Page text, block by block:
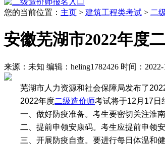
您的当前位置： 主页 > 建筑工程类考试 > 二
安徽芜湖市2022年度
来源：未知 编辑：heling1782426 时间：2022-
芜湖市人力资源和社会保障局发布了
2022年度二级造价师考试将于12月17日
一、做好防疫准备。考生要密切关注淮
二、提前申领安康码。考生应提前申领
三、开展防疫自查。要进行每日体温和